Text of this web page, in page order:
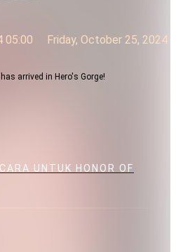
05:00
Friday, October 25, 2024
arrived in Hero's Gorge!
UNTUK HONOR OF